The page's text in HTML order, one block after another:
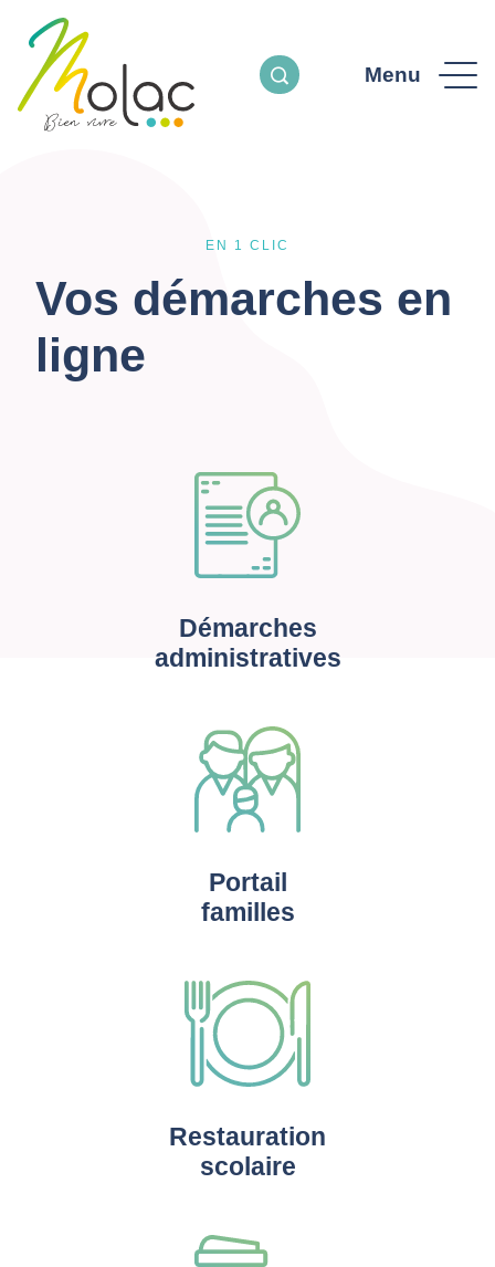
Menu
EN 1 CLIC
Vos démarches en
ligne
Démarches
administratives
Portail
familles
Restauration
scolaire